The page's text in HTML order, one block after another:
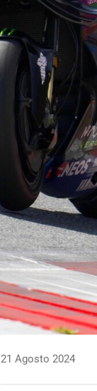
21 Agosto 2024